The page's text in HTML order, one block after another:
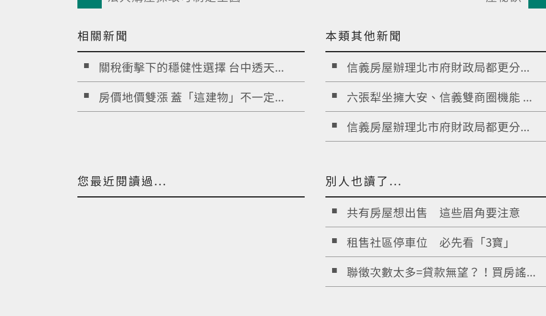
相關新聞
關稅衝擊下的穩健性選擇 台中透天...
房價地價雙漲 蓋「這建物」不一定...
本類其他新聞
信義房屋辦理北市府財政局都更分...
六張犁坐擁大安、信義雙商圈機能 ...
信義房屋辦理北市府財政局都更分...
您最近閱讀過...
別人也讀了...
共有房屋想出售 這些眉角要注意
租售社區停車位 必先看「3寶」
聯徵次數太多=貸款無望？！買房謠...